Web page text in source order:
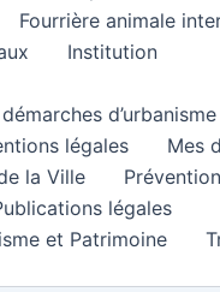
Fourrière animale
Institution
d’urbanisme
légales
Mes
la Ville
Prévention
légales
et Patrimoine